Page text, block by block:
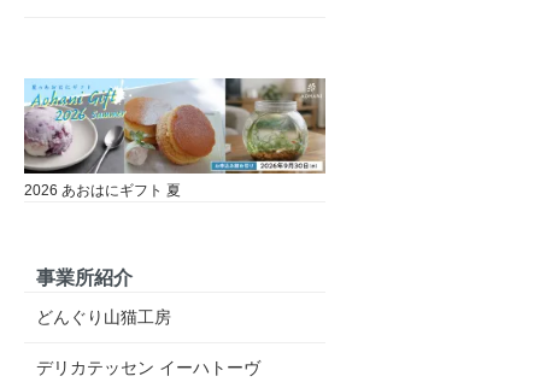
2026 あおはにギフト 夏
事業所紹介
どんぐり山猫工房
デリカテッセン イーハトーヴ